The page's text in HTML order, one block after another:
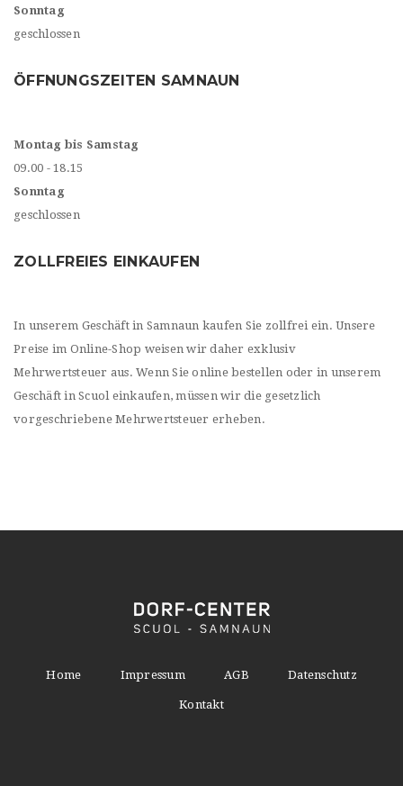
Sonntag
geschlossen
ÖFFNUNGSZEITEN SAMNAUN
Montag bis Samstag
09.00 - 18.15
Sonntag
geschlossen
ZOLLFREIES EINKAUFEN
In unserem Geschäft in Samnaun kaufen Sie zollfrei ein. Unsere
Preise im Online-Shop weisen wir daher exklusiv
Mehrwertsteuer aus. Wenn Sie online bestellen oder in unserem
Geschäft in Scuol einkaufen, müssen wir die gesetzlich
vorgeschriebene Mehrwertsteuer erheben.
Home Impressum AGB Datenschutz
Kontakt